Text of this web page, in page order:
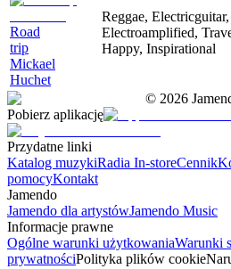
Road
trip
Mickael
Huchet
Reggae, Electricguitar,
Electroamplified,
Happy, Inspirational
© 2026
Pobierz aplikację
Przydatne linki
Katalog muzykiRadia In-storeCennik
pomocyKontakt
Jamendo
Jamendo dla artystówJamendo Music
Informacje prawne
Ogólne warunki użytkowaniaWarunki
prywatnościPolityka plików cookie